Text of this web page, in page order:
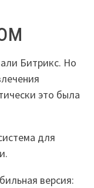
Битрикс. Но
это была
для
версия: